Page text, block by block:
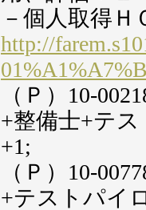
－個人取得Ｈ
http://
（Ｐ）10-
+整備士+テ
+1;
（Ｐ）10-
+テストパイ